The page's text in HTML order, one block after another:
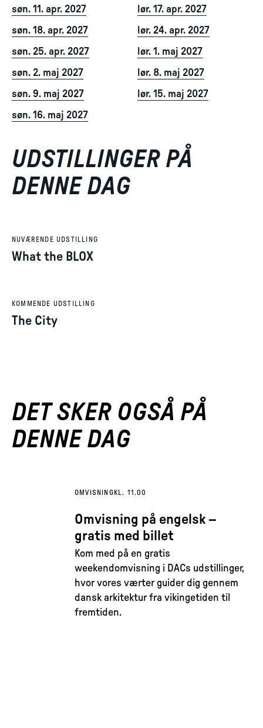
søn. 11. apr. 2027
lør. 17. apr. 2027
søn. 18. apr. 2027
lør. 24. apr. 2027
søn. 25. apr. 2027
lør. 1. maj 2027
søn. 2. maj 2027
lør. 8. maj 2027
søn. 9. maj 2027
lør. 15. maj 2027
søn. 16. maj 2027
UDSTILLINGER PÅ
DENNE DAG
NUVÆRENDE UDSTILLING
What the BLOX
KOMMENDE UDSTILLING
The City
DET SKER OGSÅ PÅ
DENNE DAG
OMVISNING KL. 11.00
Omvisning på engelsk –
gratis med billet
Kom med på en gratis
weekendomvisning i DACs udstillinger,
hvor vores værter guider dig gennem
dansk arkitektur fra vikingetiden til
fremtiden.